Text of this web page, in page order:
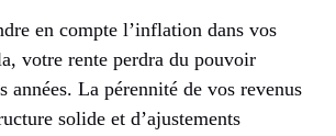
en compte l’inflation dans vos
votre rente perdra du pouvoir
années. La pérennité de vos revenus
solide et d’ajustements